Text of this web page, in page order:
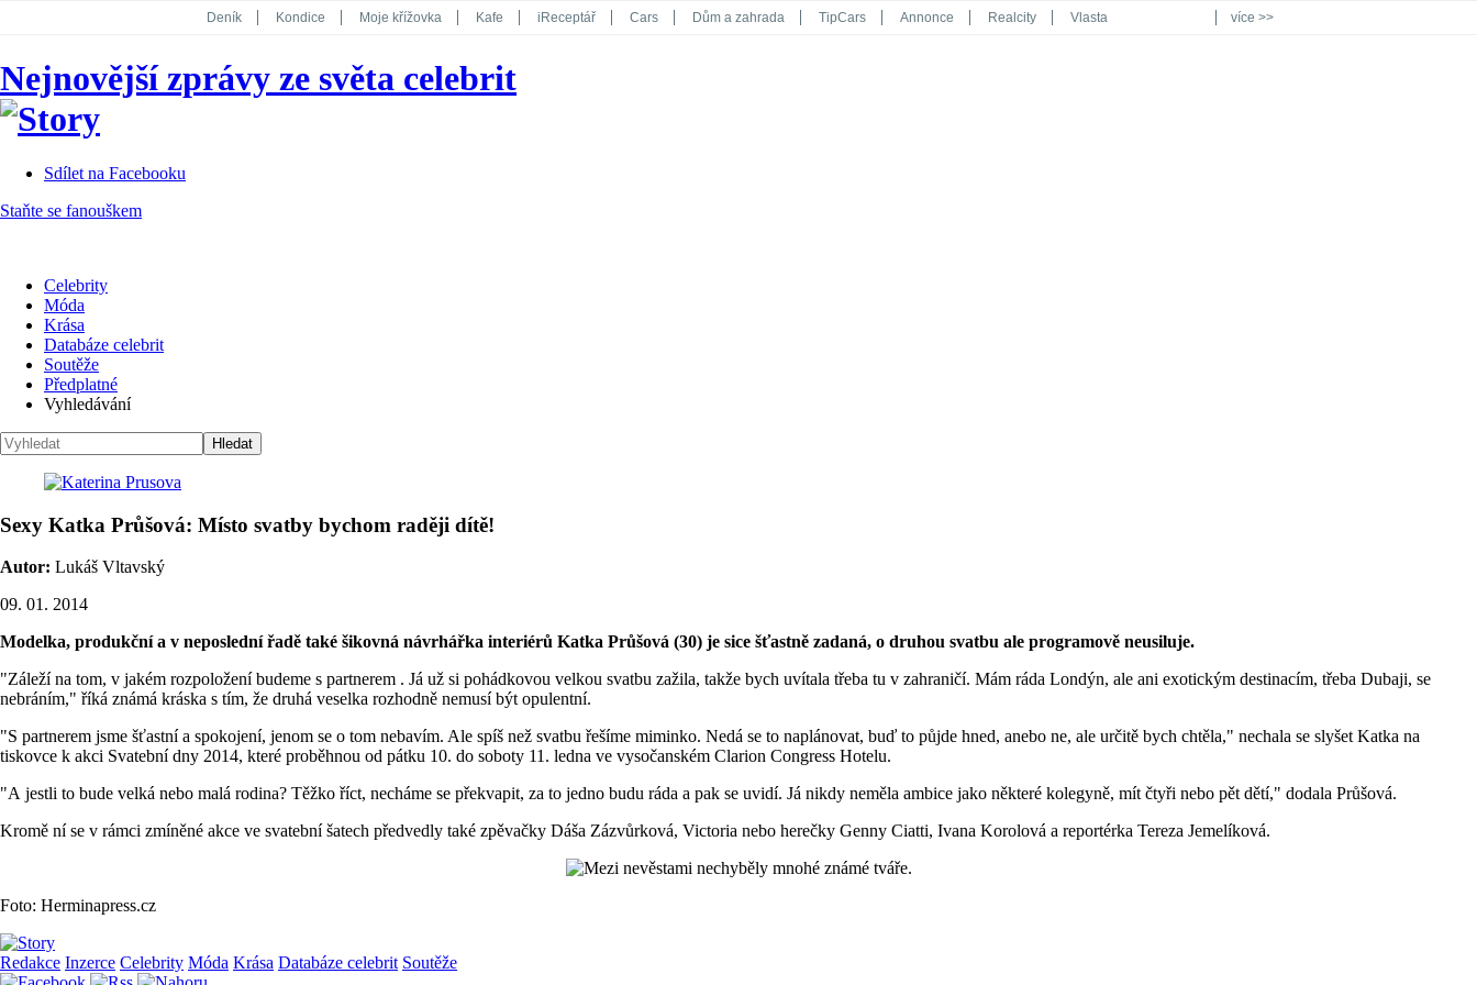
Deník Kondice Moje křížovka Kafe iReceptář Cars Dům a zahrada TipCars Annonce Realcity Vlasta
Koktejl
více >>
Nejnovější zprávy ze světa celebrit
Sdílet na Facebooku
Staňte se fanouškem
Celebrity
Móda
Krása
Databáze celebrit
Soutěže
Předplatné
Vyhledávání
Sexy Katka Průšová: Místo svatby bychom raději dítě!
Autor: Lukáš Vltavský
09. 01. 2014
Modelka, produkční a v neposlední řadě také šikovná návrhářka interiérů Katka Průšová (30) je sice šťastně zadaná, o druhou svatbu ale programově neusiluje.
"Záleží na tom, v jakém rozpoložení budeme s partnerem . Já už si pohádkovou velkou svatbu zažila, takže bych uvítala třeba tu v zahraničí. Mám ráda Londýn, ale ani exotickým destinacím, třeba Dubaji, se
nebráním," říká známá kráska s tím, že druhá veselka rozhodně nemusí být opulentní.
"S partnerem jsme šťastní a spokojení, jenom se o tom nebavím. Ale spíš než svatbu řešíme miminko. Nedá se to naplánovat, buď to půjde hned, anebo ne, ale určitě bych chtěla," nechala se slyšet Katka na
tiskovce k akci Svatební dny 2014, které proběhnou od pátku 10. do soboty 11. ledna ve vysočanském Clarion Congress Hotelu.
"A jestli to bude velká nebo malá rodina? Těžko říct, necháme se překvapit, za to jedno budu ráda a pak se uvidí. Já nikdy neměla ambice jako některé kolegyně, mít čtyři nebo pět dětí," dodala Průšová.
Kromě ní se v rámci zmíněné akce ve svatební šatech předvedly také zpěvačky Dáša Zázvůrková, Victoria nebo herečky Genny Ciatti, Ivana Korolová a reportérka Tereza Jemelíková.
Foto: Herminapress.cz
Redakce Inzerce Celebrity Móda Krása Databáze celebrit Soutěže